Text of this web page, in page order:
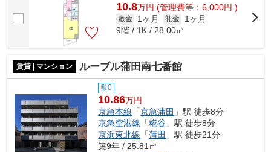
10.8万円 (管理費等：6,000円 )
敷金 1ヶ月 礼金
1ヶ月
9階 / 1K / 28.00㎡
賃貸 | マンション ルーブル蒲田南七番館
敷0
10.86万円
京急本線 「京急蒲田 」駅 徒歩8分
京急空港線 「糀谷 」駅 徒歩8分
京浜東北線 「蒲田 」駅 徒歩21分
築9年 / 25.81㎡